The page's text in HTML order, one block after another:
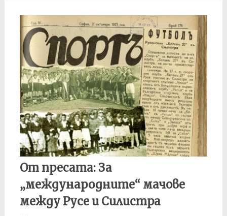
От пресата: За
„международните“ мачове
между Русе и Силистра